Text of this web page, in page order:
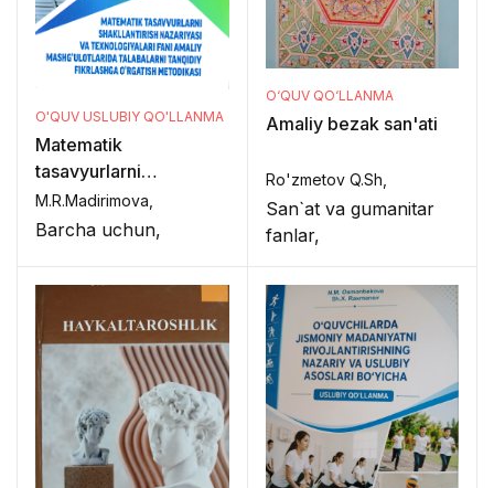
O'QUV USLUBIY QO'LLANMA
Matematik
tasavyurlarni
shakllantirish
nazariyasi va
talabalarni tanqidiy
fikrlashga o'rgatish
M.R.Madirimova,
Barcha uchun,
O‘QUV QO‘LLANMA
Amaliy bezak san'ati
Ro'zmetov Q.Sh,
San`at va gumanitar
fanlar,